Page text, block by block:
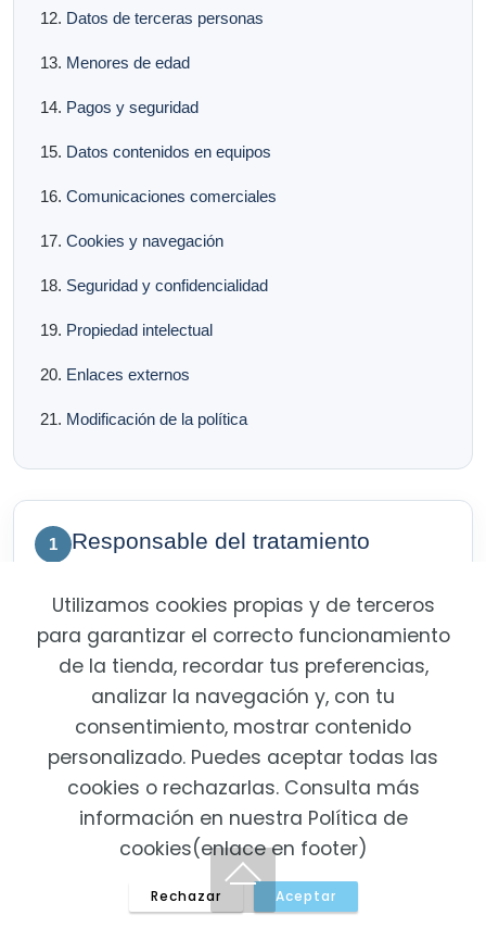
Datos de terceras personas
Menores de edad
Pagos y seguridad
Datos contenidos en equipos
Comunicaciones comerciales
Cookies y navegación
Seguridad y confidencialidad
Propiedad intelectual
Enlaces externos
Modificación de la política
1 Responsable del tratamiento
De conformidad con el Reglamento (UE) 2016/679,
General de Protección de Datos, y con la Ley Orgánica
3/2018, de 5 de diciembre, de Protección de Datos
Personales y garantía de los derechos digitales, se
informa al usuario de que el responsable del tratamiento de
sus datos personales es:
Razón social:REPARACIONES FOKUS, S.L.
Nombre comercial:
Fokus Reparaciones
B84965599
Utilizamos cookies propias y de terceros
para garantizar el correcto funcionamiento
de la tienda, recordar tus preferencias,
analizar la navegación y, con tu
consentimiento, mostrar contenido
personalizado. Puedes aceptar todas las
cookies o rechazarlas. Consulta más
información en nuestra Política de
cookies(enlace en footer)
Rechazar Aceptar